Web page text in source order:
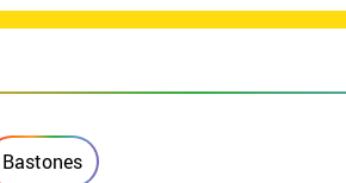
Bastones